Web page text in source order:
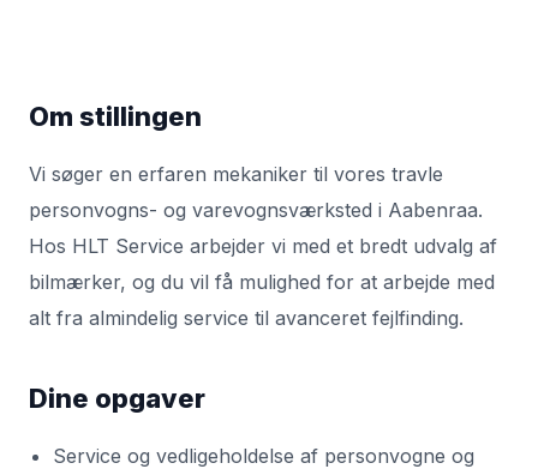
Om stillingen
Vi søger en erfaren mekaniker til vores travle
personvogns- og varevognsværksted i Aabenraa.
Hos HLT Service arbejder vi med et bredt udvalg af
bilmærker, og du vil få mulighed for at arbejde med
alt fra almindelig service til avanceret fejlfinding.
Dine opgaver
Service og vedligeholdelse af personvogne og